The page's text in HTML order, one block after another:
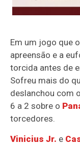
Em um jogo que
apreensão e a
torcida antes de
Sofreu mais do
deslanchou com
6 a 2 sobre o
torcedores.
Vinicius Jr. e